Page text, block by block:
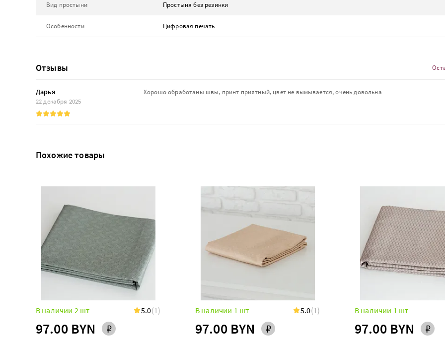
Вид простыни Простыня без резинки
Особенности Цифровая печать
Отзывы
Дарья
22 декабря 2025
Хорошо обработаны швы, принт приятный, цвет не вымывается, очень довольна
Похожие товары
В наличии 2 шт 5.0(1)
97.00 BYN
В наличии 1 шт 5.0(1)
97.00 BYN
В наличии 1 шт
97.00 BYN